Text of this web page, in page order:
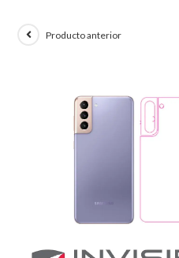
Producto anterior